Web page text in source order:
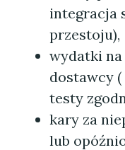
integracja
przestoju),
wydatki
dostawcy
testy
kary za
lub